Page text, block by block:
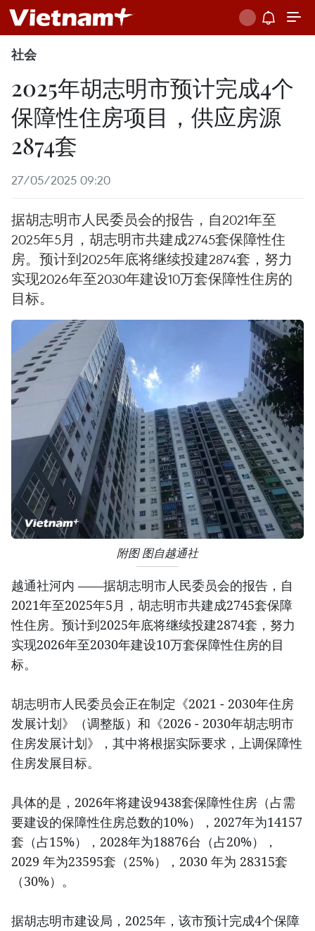
社会
2025年胡志明市预计完成4个
保障性住房项目，供应房源
2874套
27/05/2025 09:20
据胡志明市人民委员会的报告，自2021年至
2025年5月，胡志明市共建成2745套保障性住
房。预计到2025年底将继续投建2874套，努力
实现2026年至2030年建设10万套保障性住房的
目标。
附图 图自越通社
越通社河内 ——据胡志明市人民委员会的报告，自
2021年至2025年5月，胡志明市共建成2745套保障
性住房。预计到2025年底将继续投建2874套，努力
实现2026年至2030年建设10万套保障性住房的目
标。
胡志明市人民委员会正在制定《2021 - 2030年住房
发展计划》（调整版）和《2026 - 2030年胡志明市
住房发展计划》，其中将根据实际要求，上调保障性
住房发展目标。
具体的是，2026年将建设9438套保障性住房（占需
要建设的保障性住房总数的10%），2027年为14157
套（占15%），2028年为18876台（占20%），
2029 年为23595套（25%），2030 年为 28315套
（30%）。
据胡志明市建设局，2025年，该市预计完成4个保障